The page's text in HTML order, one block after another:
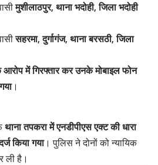
मुशीलाठपुर, थाना भदोही, जिला भदोही
सहरमा, दुर्गागंज, थाना बरसठी, जिला
आरोप में गिरफ्तार कर उनके मोबाइल फोन
।
थाना तपकरा में एनडीपीएस एक्ट की धारा
किया गया। पुलिस ने दोनों को न्यायिक
ली है।